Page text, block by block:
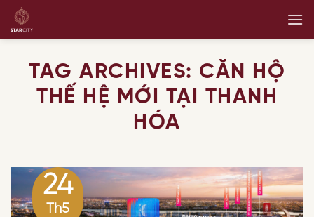
Skip
TAG ARCHIVES: CĂN HỘ
THẾ HỆ MỚI TẠI THANH
HÓA
24
Th5